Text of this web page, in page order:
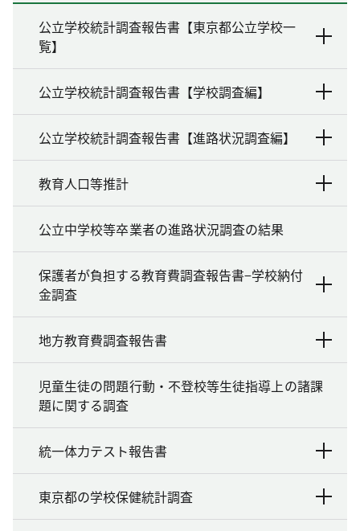
公立学校統計調査報告書【東京都公立学校一
覧】
公立学校統計調査報告書【学校調査編】
公立学校統計調査報告書【進路状況調査編】
教育人口等推計
公立中学校等卒業者の進路状況調査の結果
保護者が負担する教育費調査報告書−学校納付
金調査
地方教育費調査報告書
児童生徒の問題行動・不登校等生徒指導上の諸課
題に関する調査
統一体力テスト報告書
東京都の学校保健統計調査